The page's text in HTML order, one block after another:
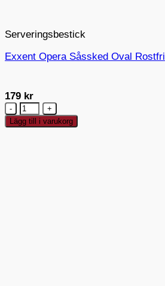
Serveringsbestick
Exxent Opera Såssked Oval Rostfri
179 kr
Exxent
Opera
Lägg till i varukorg